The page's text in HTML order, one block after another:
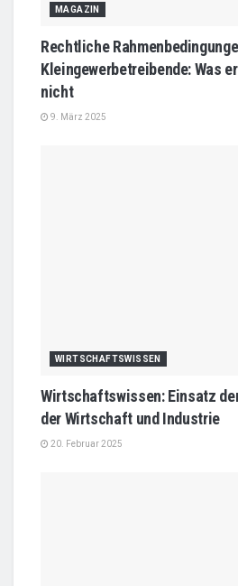
MAGAZIN
Rechtliche
Kleingewerbetreibende: Was
nicht
9. März 2025
WIRTSCHAFTSWISSEN
Wirtschaftswissen: Einsatz
der Wirtschaft und Industrie
20. Februar 2025